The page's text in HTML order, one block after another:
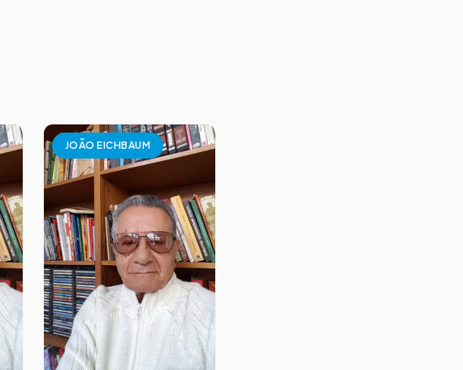
JOÃO EICHBAUM